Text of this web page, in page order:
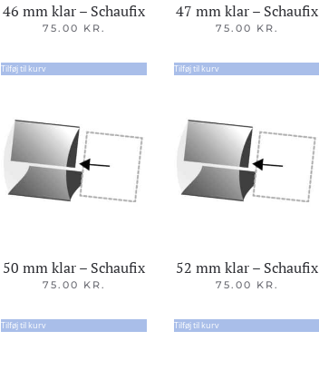
46 mm klar – Schaufix
75.00 KR.
Tilføj til kurv
47 mm klar – Schaufix
75.00 KR.
Tilføj til kurv
50 mm klar – Schaufix
75.00 KR.
Tilføj til kurv
52 mm klar – Schaufix
75.00 KR.
Tilføj til kurv